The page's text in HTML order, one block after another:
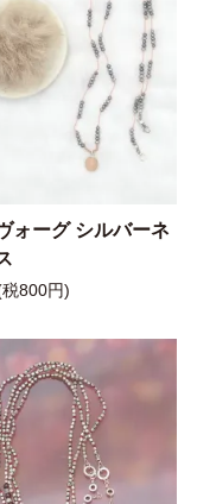
ォーグ シルバーネ
800円)